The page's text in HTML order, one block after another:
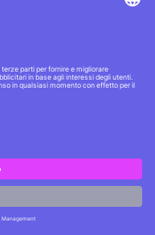
ricevuto nello
futuro trattamento:
Scrivici